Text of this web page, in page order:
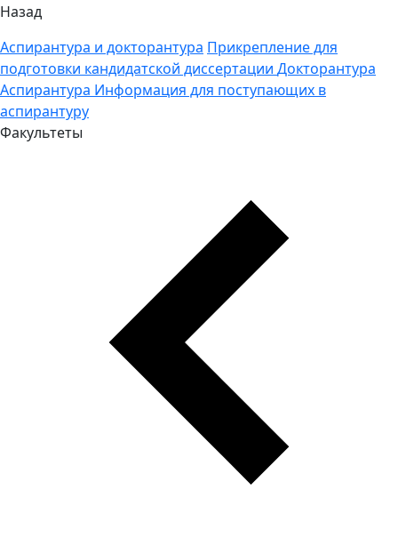
Назад
Аспирантура и докторантура Прикрепление для
подготовки кандидатской диссертации Докторантура
Аспирантура Информация для поступающих в
аспирантуру
Факультеты